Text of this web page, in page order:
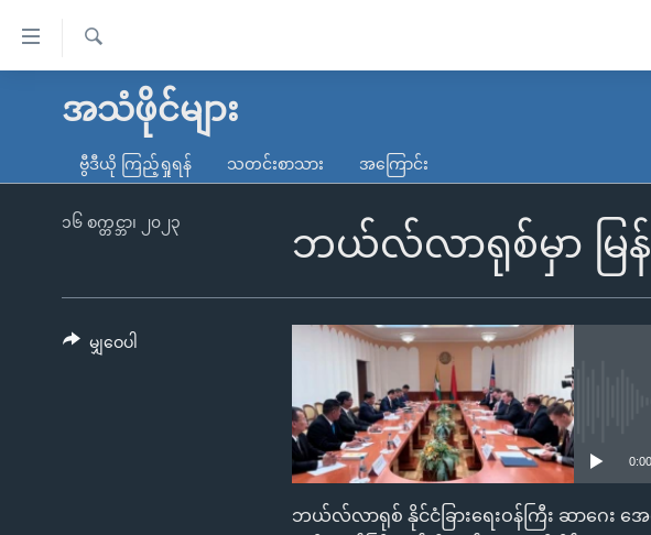
လွယ်ကူ
သည့်
မူလစာမျက်နှာ
ကမ္ဘာ့သတင်းများ
နိုင်ငံတကာ
တရုတ်
အစ္စရေး-ပါလက်စတိုင်း
ရပ်ဝန်းတခု လမ်းတခု အလွန်
အင်္ဂလိပ်စာလေ့လာမယ်
ရ
အသံဖိုင်များ
ဗွီဒီယို ကြည့်ရှုရန် သတင်းစာသား အကြောင်း
ဘယ်လ်လာရုစ်မှာ မြန်
၁၆ စက္တင္ဘာ၊ ၂၀၂၃
0:00
ဘယ်လ်လာရုစ် နိုင်ငံခြားရေးဝန်ကြီး ဆာဂေး
မျှဝေပါ